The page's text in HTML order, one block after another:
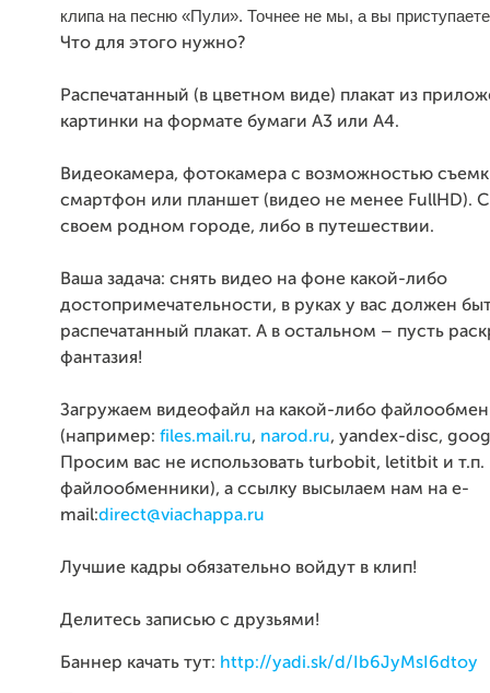
клипа на песню «Пули». Точнее не мы, а вы
Что для этого нужно?
Распечатанный (в цветном виде) плакат из
картинки на формате бумаги А3 или А4.
Видеокамера, фотокамера с возможностью
смартфон или планшет (видео не менее FullHD).
своем родном городе, либо в путешествии.
Ваша задача: снять видео на фоне какой-либо
достопримечательности, в руках у вас должен
распечатанный плакат. А в остальном – пусть
фантазия!
Загружаем видеофайл на какой-либо
(например: files.mail.ru, narod.ru, yandex-disc,
Просим вас не использовать turbobit, letitbit и т.п.
файлообменники), а ссылку высылаем нам на e-
mail:direct@viachappa.ru
Лучшие кадры обязательно войдут в клип!
Делитесь записью с друзьями!
Баннер качать тут: http://yadi.sk/d/Ib6JyMsI6dtoy